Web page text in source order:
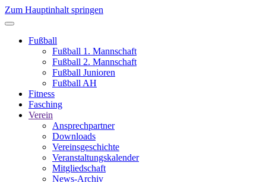
Zum Hauptinhalt springen
Fußball
Fußball 1. Mannschaft
Fußball 2. Mannschaft
Fußball Junioren
Fußball AH
Fitness
Fasching
Verein
Ansprechpartner
Downloads
Vereinsgeschichte
Veranstaltungskalender
Mitgliedschaft
News-Archiv